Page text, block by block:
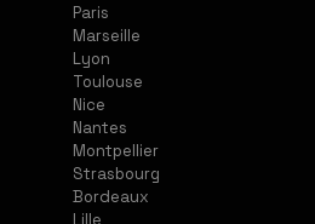
Paris
Marseille
Lyon
Toulouse
Nice
Nantes
Montpellier
Strasbourg
Bordeaux
Lille